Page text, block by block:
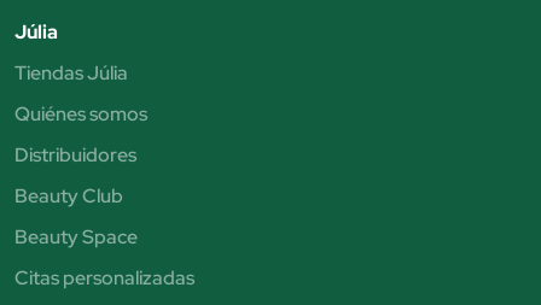
Júlia
Tiendas Júlia
Quiénes somos
Distribuidores
Beauty Club
Beauty Space
Citas personalizadas